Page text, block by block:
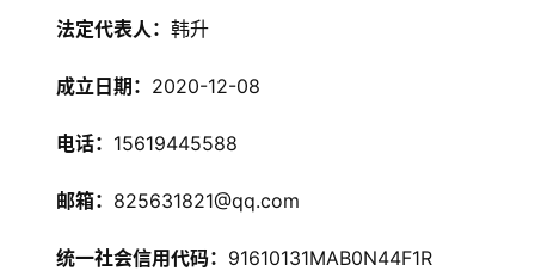
法定代表人： 韩升
成立日期： 2020-12-08
电话： 15619445588
邮箱： 825631821@qq.com
统一社会信用代码： 91610131MAB0N44F1R